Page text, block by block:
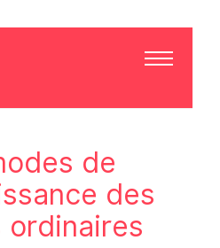
de
des